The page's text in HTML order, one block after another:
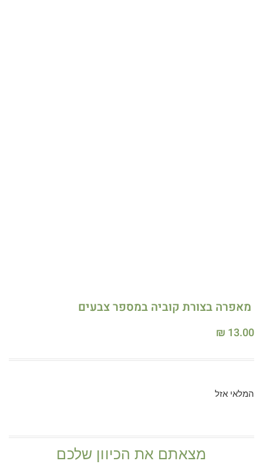
מאפרה בצורת קוביה במספר צבעים
₪ 13.00
המלאי אזל
מצאתם את הכיוון שלכם